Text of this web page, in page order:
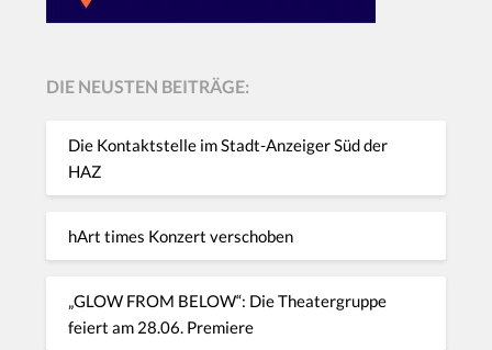
DIE NEUSTEN BEITRÄGE:
Die Kontaktstelle im Stadt-Anzeiger Süd der
HAZ
hArt times Konzert verschoben
„GLOW FROM BELOW“: Die Theatergruppe
feiert am 28.06. Premiere